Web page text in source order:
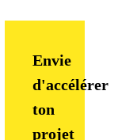
Envie
d'accélérer
ton
projet